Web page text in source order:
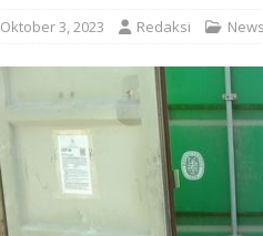
Oktober 3, 2023 Redaksi News